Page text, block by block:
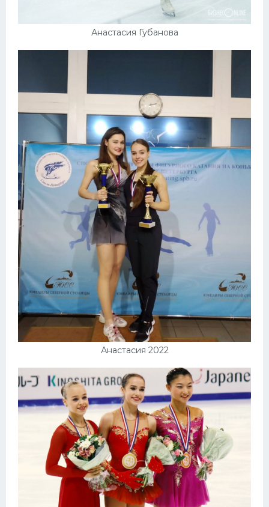
Анастасия Губанова
Анастасия 2022